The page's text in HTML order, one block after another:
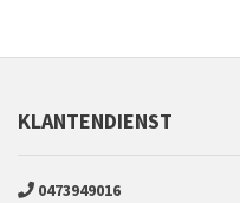
KLANTENDIENST
0473949016